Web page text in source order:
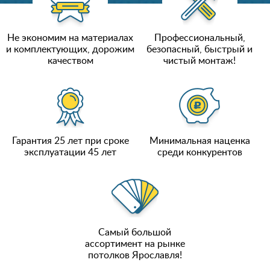
Не экономим на материалах
и комплектующих, дорожим
качеством
Профессиональный,
безопасный, быстрый и
чистый монтаж!
Гарантия 25 лет при сроке
эксплуатации 45 лет
Минимальная наценка
среди конкурентов
Самый большой
ассортимент на рынке
потолков Ярославля!